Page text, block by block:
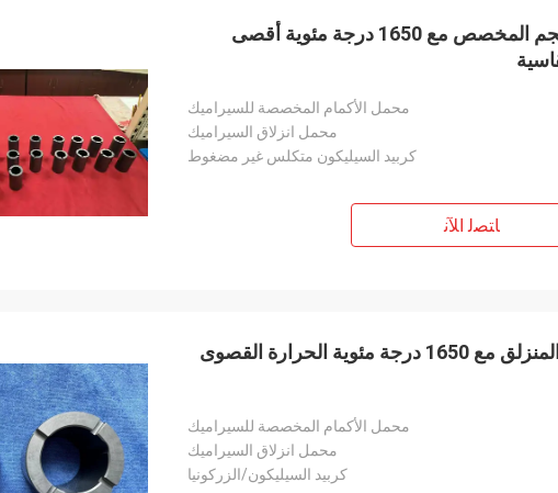
محامل زلق الكربيد السيليكوني ذو الحجم المخصص مع 1650 درجة مئوية أقصى
محمل الأكمام المخصصة للسيراميك
محمل انزلاق السيراميك
كربيد السيليكون متكلس غير مضغوط
ﺎﺘﺼﻟ ﺍﻶﻧ
حجم مخصص من الكربيد السيليكوني المنزلق مع 1650 درجة مئوية الحرارة القصوى
محمل الأكمام المخصصة للسيراميك
محمل انزلاق السيراميك
كربيد السيليكون/الزركونيا